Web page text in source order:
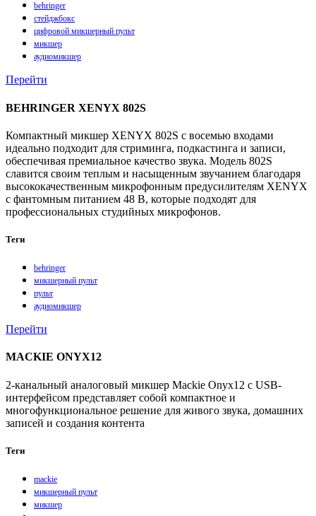
behringer
стейджбокс
цифровой микшерный пульт
микшер
аудиомикшер
Перейти
BEHRINGER XENYX 802S
Компактный микшер XENYX 802S с восемью входами
идеально подходит для стриминга, подкастинга и записи,
обеспечивая премиальное качество звука. Модель 802S
славится своим теплым и насыщенным звучанием благодаря
высококачественным микрофонным предусилителям XENYX
с фантомным питанием 48 В, которые подходят для
профессиональных студийных микрофонов.
Теги
behringer
микшерный пульт
пульт
аудиомикшер
Перейти
MACKIE ONYX12
2-канальный аналоговый микшер Mackie Onyx12 с USB-
интерфейсом представляет собой компактное и
многофункциональное решение для живого звука, домашних
записей и создания контента
Теги
mackie
микшерный пульт
микшер